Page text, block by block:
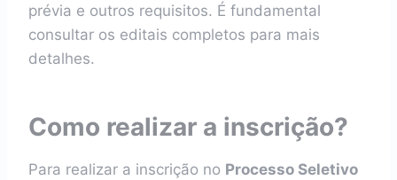
prévia e outros requisitos. É fundamental
consultar os editais completos para mais
detalhes.
Como realizar a inscrição?
Para realizar a inscrição no Processo Seletivo